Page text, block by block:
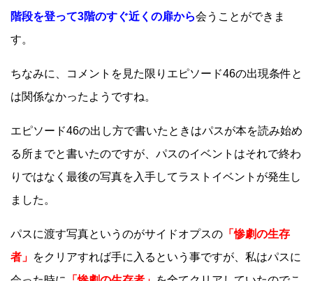
階段を登って3階のすぐ近くの扉から会うことができま
す。
ちなみに、コメントを見た限りエピソード46の出現条件と
は関係なかったようですね。
エピソード46の出し方で書いたときはパスが本を読み始め
る所までと書いたのですが、パスのイベントはそれで終わ
りではなく最後の写真を入手してラストイベントが発生し
ました。
パスに渡す写真というのがサイドオプスの 「惨劇の生存
者」 をクリアすれば手に入るという事ですが、私はパスに